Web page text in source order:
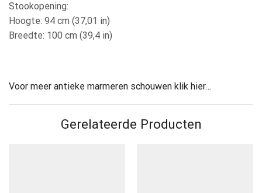
Stookopening:
Hoogte: 94 cm (37,01 in)
Breedte: 100 cm (39,4 in)
Voor meer antieke marmeren schouwen klik hier…
Gerelateerde Producten